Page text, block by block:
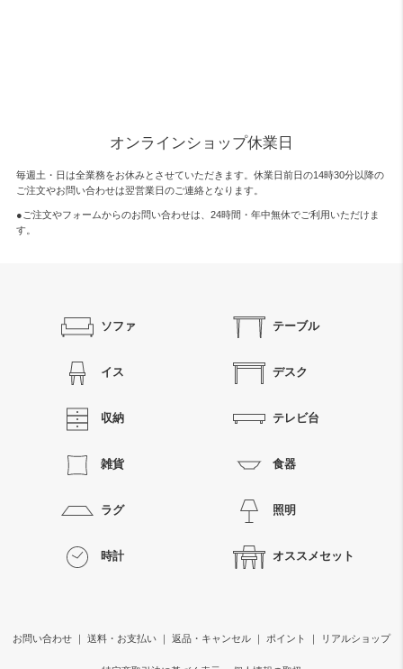
オンラインショップ休業日
毎週土・日は全業務をお休みとさせていただきます。休業日前日の14時30分以降の
ご注文やお問い合わせは翌営業日のご連絡となります。
●ご注文やフォームからのお問い合わせは、 24時間・年中無休でご利用いただけま
す。
ソファ テーブル
イス デスク
収納 テレビ台
雑貨 食器
ラグ 照明
時計 オススメセット
お問い合わせ 送料・お支払い 返品・キャンセル ポイント リアルショップ